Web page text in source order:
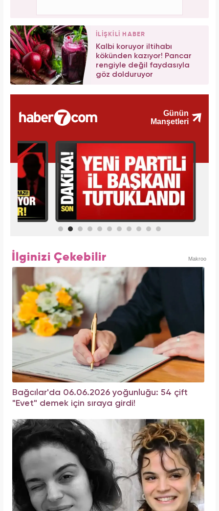
İLİŞKİLİ HABER
Kalbi koruyor iltihabı
kökünden kazıyor! Pancar
rengiyle değil faydasıyla
göz dolduruyor
İlginizi Çekebilir Makroo
Bağcılar'da 06.06.2026 yoğunluğu: 54 çift
"Evet" demek için sıraya girdi!